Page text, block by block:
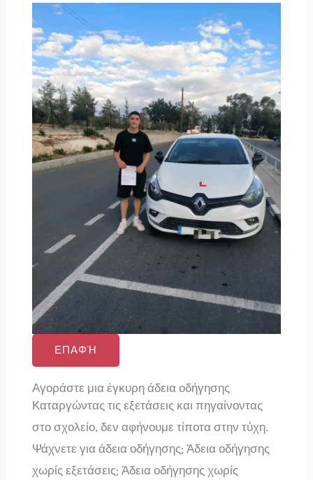
ΕΠΑΦΉ
Αγοράστε μια έγκυρη άδεια οδήγησης
Καταργώντας τις εξετάσεις και πηγαίνοντας
στο σχολείο, δεν αφήνουμε τίποτα στην τύχη.
Ψάχνετε για άδεια οδήγησης; Άδεια οδήγησης
χωρίς εξετάσεις; Άδεια οδήγησης χωρίς